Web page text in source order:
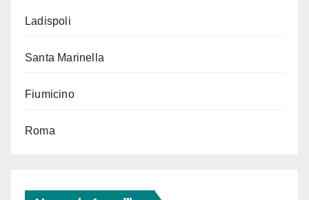
Ladispoli
Santa Marinella
Fiumicino
Roma